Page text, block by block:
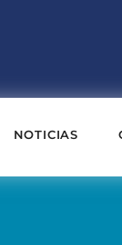
NOTICIAS